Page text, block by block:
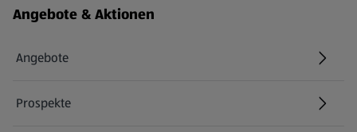
Fußzeilenmenü - weitere Links
Angebote & Aktionen
Angebote
Prospekte